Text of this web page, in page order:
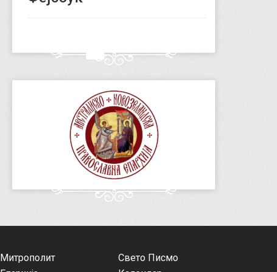
Митрополит
Свето Писмо